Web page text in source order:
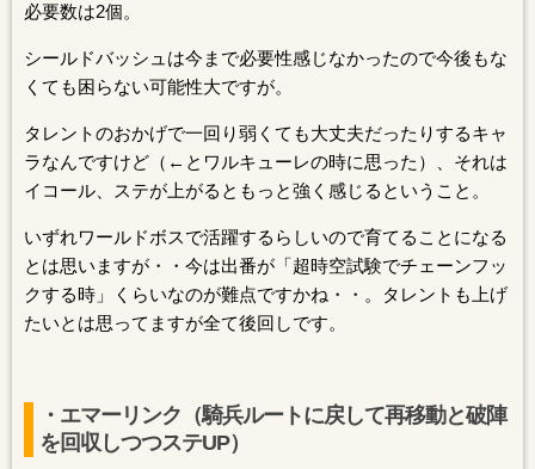
必要数は2個。
シールドバッシュは今まで必要性感じなかったので今後もな
くても困らない可能性大ですが。
タレントのおかげで一回り弱くても大丈夫だったりするキャ
ラなんですけど（←とワルキューレの時に思った）、それは
イコール、ステが上がるともっと強く感じるということ。
いずれワールドボスで活躍するらしいので育てることになる
とは思いますが・・今は出番が「超時空試験でチェーンフッ
クする時」くらいなのが難点ですかね・・。タレントも上げ
たいとは思ってますが全て後回しです。
・エマーリンク（騎兵ルートに戻して再移動と破陣
を回収しつつステUP）